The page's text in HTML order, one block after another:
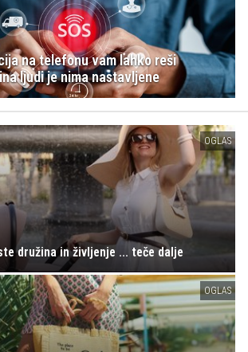
na telefonu vam lahko reši
ljudi je nima nastavljene
OGLAS
družina in življenje ... teče dalje
OGLAS